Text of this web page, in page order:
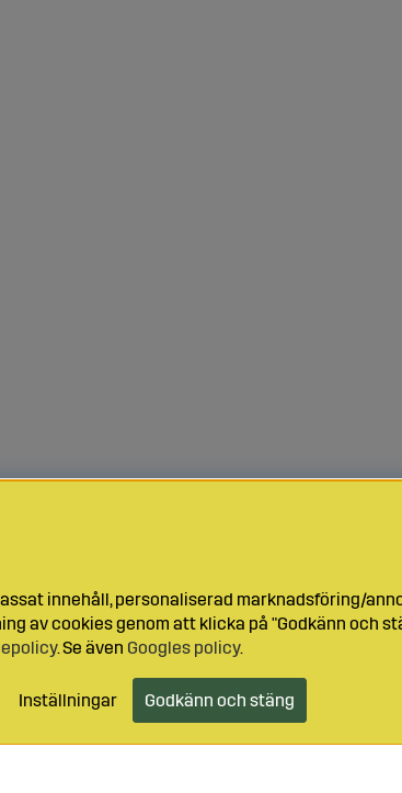
innehåll, personaliserad marknadsföring/
av cookies genom att klicka på "Godkänn och
. Se även Googles policy.
Inställningar Godkänn och stäng